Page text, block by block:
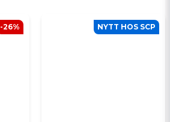
-26% NYTT HOS SCP